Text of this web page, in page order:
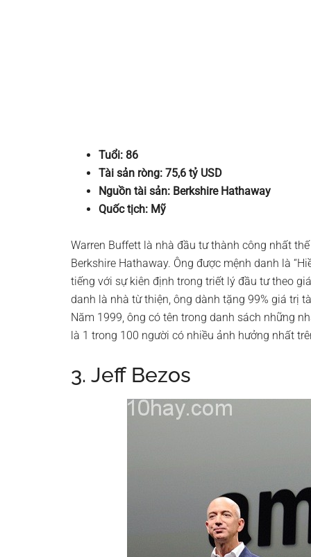
Tuổi: 86
Tài sản ròng: 75,6 tỷ USD
Nguồn tài sản: Berkshire Hathaway
Quốc tịch: Mỹ
Warren Buffett là nhà đầu tư thành công nhất
Berkshire Hathaway. Ông được mệnh danh là
tiếng với sự kiên định trong triết lý đầu tư theo
danh là nhà từ thiện, ông dành tặng 99% giá trị
Năm 1999, ông có tên trong danh sách những
là 1 trong 100 người có nhiều ảnh hưởng nhất
3. Jeff Bezos